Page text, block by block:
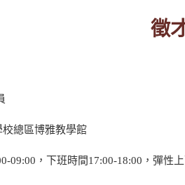
徵
總區博雅教學館
09:00，下班時間17:00-18:00，彈性